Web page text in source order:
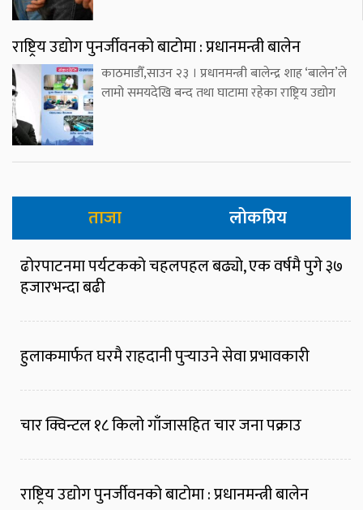
राष्ट्रिय उद्योग पुनर्जीवनको बाटोमा : प्रधानमन्त्री बालेन
काठमाडौँ,साउन २३ । प्रधानमन्त्री बालेन्द्र शाह ‘बालेन’ले
लामो समयदेखि बन्द तथा घाटामा रहेका राष्ट्रिय उद्योग
ताजा लोकप्रिय
ढोरपाटनमा पर्यटकको चहलपहल बढ्यो, एक वर्षमै पुगे ३७
हजारभन्दा बढी
हुलाकमार्फत घरमै राहदानी पुर्‍याउने सेवा प्रभावकारी
चार क्विन्टल १८ किलो गाँजासहित चार जना पक्राउ
राष्ट्रिय उद्योग पुनर्जीवनको बाटोमा : प्रधानमन्त्री बालेन